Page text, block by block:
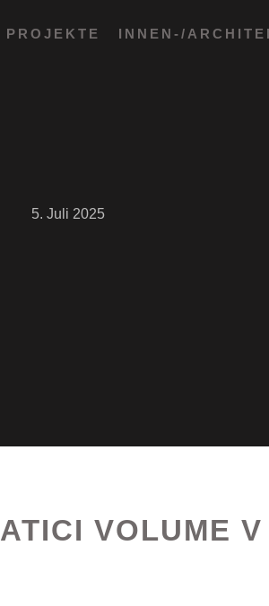
PROJEKTE INNEN-/
5. Juli 2025
VOLUME V